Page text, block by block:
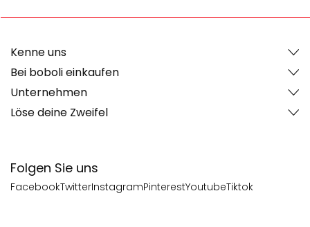
Folgen Sie uns
FacebookTwitterInstagramPinterestYoutubeTiktok
Kenne uns
Bei boboli einkaufen
Unternehmen
Löse deine Zweifel